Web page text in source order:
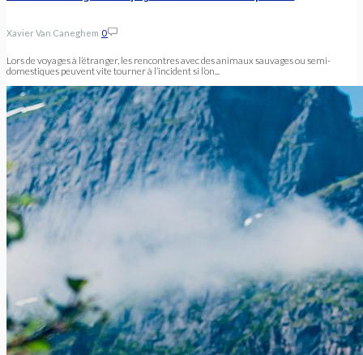
Xavier Van Caneghem 0
Lors de voyages à l’étranger, les rencontres avec des animaux sauvages ou semi-
domestiques peuvent vite tourner à l’incident si l’on...